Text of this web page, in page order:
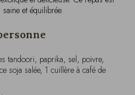
tandoori, paprika, sel, poivre,
soja salée, 1 cuillère à café de